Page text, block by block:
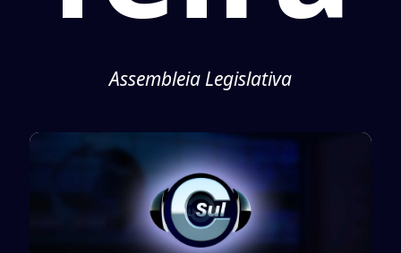
Assembleia Legislativa